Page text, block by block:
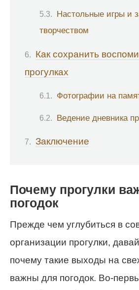
Настольные игры и
творчеством
Как сохранить
прогулках
Фотографии на
Ведение дневника
Заключение
Почему прогулки
погодок
Прежде чем углубиться в
организации прогулки,
почему такие выходы на
важны для погодок. Во-